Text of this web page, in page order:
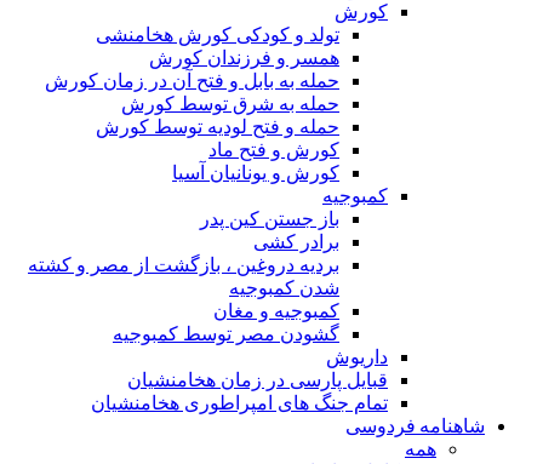
کورش
تولد و کودکی کورش هخامنشی
همسر و فرزندان کورش
حمله به بابل و فتح آن در زمان کورش
حمله به شرق توسط کورش
حمله و فتح لودیه توسط کورش
کورش و فتح ماد
کورش و یونانیان آسیا
کمبوجیه
باز جستن کین پدر
برادر کشی
بردیه دروغین ، بازگشت از مصر و کشته
شدن کمبوجیه
کمبوجیه و مغان
گشودن مصر توسط کمبوجیه
داریوش
قبایل پارسی در زمان هخامنشیان
تمام جنگ های امپراطوری هخامنشیان
شاهنامه فردوسی
همه